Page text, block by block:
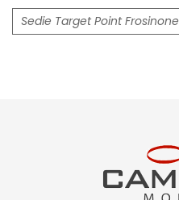
Sedie Target Point Frosinone